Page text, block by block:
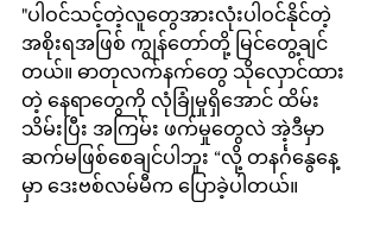
"ပါဝင်သင့်တဲ့လူတွေအားလုံးပါဝင်နိုင်တဲ့
အစိုးရအဖြစ် ကျွန်တော်တို့ မြင်တွေ့ချင်
တယ်။ ဓာတုလက်နက်တွေ သိုလှောင်ထား
တဲ့ နေရာတွေကို လုံခြုံမှုရှိအောင် ထိမ်း
သိမ်းပြီး အကြမ်း ဖက်မှုတွေလဲ အဲ့ဒီမှာ
ဆက်မဖြစ်စေချင်ပါဘူး “လို့ တနင်္ဂနွေနေ့
မှာ ဒေးဗစ်လမ်မီက ပြောခဲ့ပါတယ်။